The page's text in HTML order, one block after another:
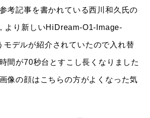
考記事を書かれている西川和久氏の
より新しいHiDream-O1-Image-
モデルが紹介されていたので入れ替
間が70秒台とすこし長くなりました
像の顔はこちらの方がよくなった気